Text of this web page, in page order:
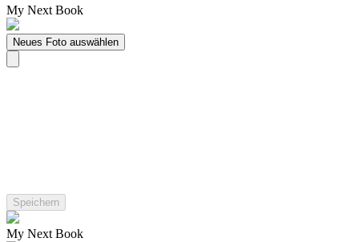
My Next Book
Neues Foto auswählen
My Next Book